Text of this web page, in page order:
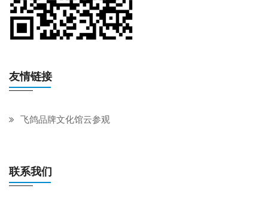
友情链接
飞鸽品牌文化馆云参观
联系我们